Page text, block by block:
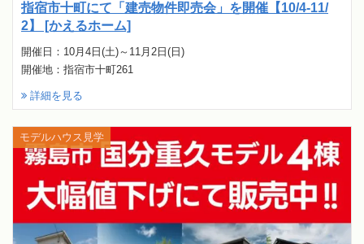
指宿市十町にて「建売物件即売会」を開催【10/4-11/
2】 [かえるホーム]
開催日：10月4日(土)～11月2日(日)
開催地：指宿市十町261
詳細を見る
モデルハウス見学